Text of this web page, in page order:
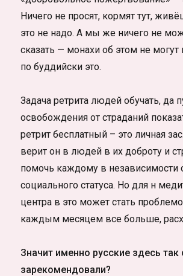
Ничего не просят, кормят тут,
это не надо. А мы же ничего не
сказать — монахи об этом не могут
по буддийски это.
Задача ретрита людей обучать, да
освобождения от страданий
ретрит бесплатный – это личная
верит он в людей в их доброту и
помочь каждому в независимости
социального статуса. Но для н
центра в это может стать
каждым месяцем все больше,
Значит именно русские здесь так
зарекомендовали?